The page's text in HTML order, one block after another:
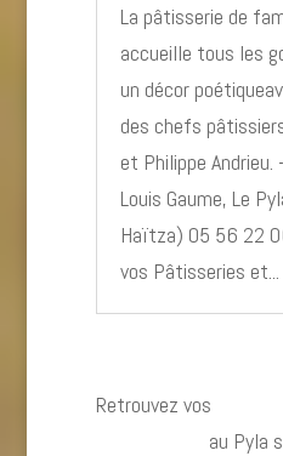
La pâtisserie de
accueille tous les
un décor
des chefs
et Philippe Andrieu.
Louis Gaume, Le
Haïtza) 05 56 22
vos Pâtisseries et...
Retrouvez vos
au Pyla